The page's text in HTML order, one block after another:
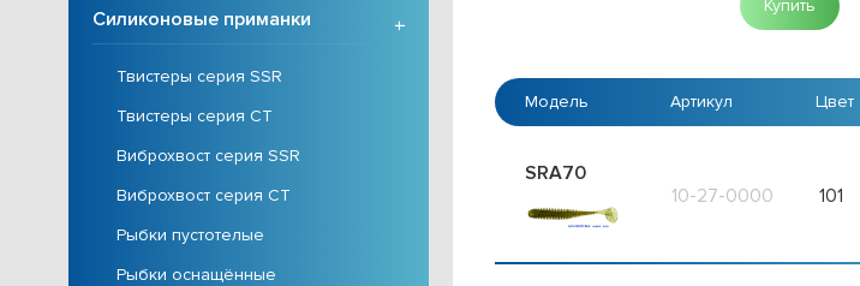
Силиконовые приманки
+
Твистеры серия SSR
Твистеры серия CT
Виброхвост серия SSR
Виброхвост серия CT
Рыбки пустотелые
Рыбки оснащённые
Купить
Модель Артикул Цвет
SRA70
10-27-0000
101